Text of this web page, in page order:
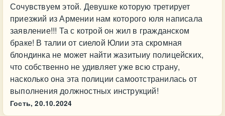
Сочувствуем этой. Девушке которую третирует
приезжий из Армении нам которого юля написала
заявление!!! Та с котрой он жил в гражданском
браке! В талии от сиелой Юлии эта скромная
блондинка не может найти жазитыиу полицейских,
что собственно не удивляет уже всю страну,
насколько она эта полиции самоотстранилась от
выполнения должностных инструкций!
Гость, 20.10.2024